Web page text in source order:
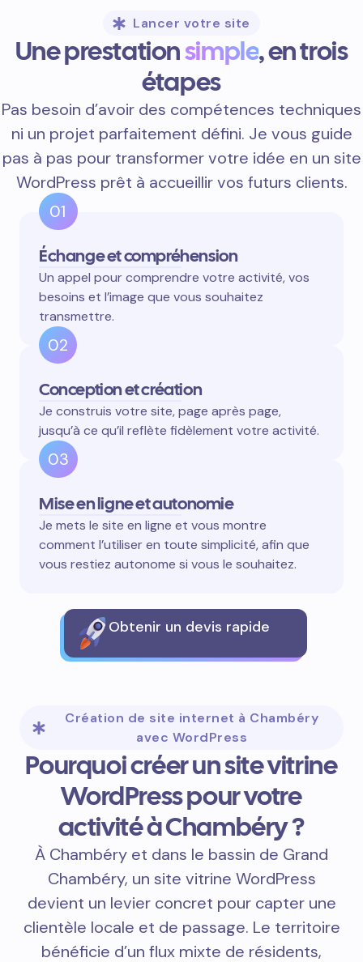
Lancer votre site
Une prestationsimple, en trois
étapes
Pas besoin d’avoir des compétences techniques
ni un projet parfaitement défini. Je vous guide
pas à pas pour transformer votre idée en un site
WordPress prêt à accueillir vos futurs clients.
01
Échange et compréhension
Un appel pour comprendre votre activité, vos
besoins et l’image que vous souhaitez
transmettre.
02
Conception et création
Je construis votre site, page après page,
jusqu’à ce qu’il reflète fidèlement votre activité.
03
Mise en ligne et autonomie
Je mets le site en ligne et vous montre
comment l’utiliser en toute simplicité, afin que
vous restiez autonome si vous le souhaitez.
Obtenir un devis rapide
Création de site internet à Chambéry
avec WordPress
Pourquoi créer un site vitrine
WordPress pour votre
activité à Chambéry ?
À Chambéry et dans le bassin de Grand
Chambéry, un site vitrine WordPress
devient un levier concret pour capter une
clientèle locale et de passage. Le territoire
bénéficie d’un flux mixte de résidents,